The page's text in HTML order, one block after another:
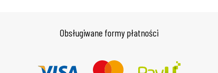
Obsługiwane formy płatności